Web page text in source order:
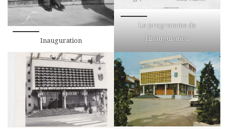
Inauguration
Le programme de
l’inauguration